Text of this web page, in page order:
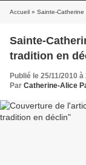
Accueil » Sainte-
Sainte-
tradition en
Publié le 25/11/2010 à
Par Catherine-Alice